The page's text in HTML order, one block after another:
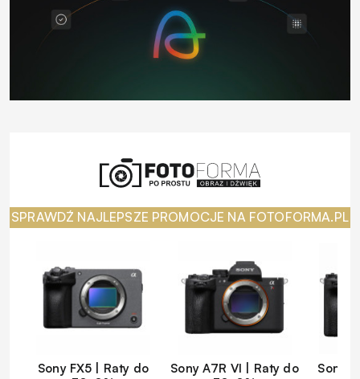
SPRAWDŹ NAJLEPSZE PROMOCJE NA FOTOFORMA.PL
Sony FX5 | Raty do
Sony A7R VI | Raty do
Sony